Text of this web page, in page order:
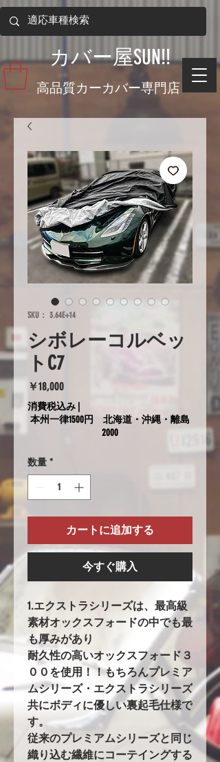
​高品質カーカバー専門店
​カバー屋SUN!!
SKU： 3.64E+14
シボレーコルベッ
トC7
￥18,000価
格
消費税込み
本州一律1500円 北海道・沖縄・離島
2000
数量 *
カートに追加する
今すぐ購入
1.エクストラシリーズは、最高級
素材オックスフォードの中でも最
も厚みがあり
耐久性の高いオックスフォード３
００を使用！！もちろんプレミア
ムシリーズ・エクストラシリーズ
共にボディに優しい裏起毛仕様で
す。
従来のプレミアムシリーズと同じ
織り込む繊維にコーテイングする